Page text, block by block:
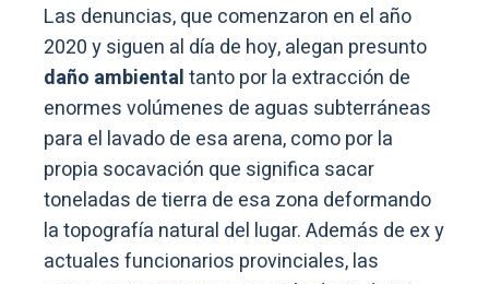
Las denuncias, que comenzaron en el año
2020 y siguen al día de hoy, alegan presunto
daño ambientaltanto por la extracción de
enormes volúmenes de aguas subterráneas
para el lavado de esa arena, como por la
propia socavación que significa sacar
toneladas de tierra de esa zona deformando
la topografía natural del lugar. Además de ex y
actuales funcionarios provinciales, las